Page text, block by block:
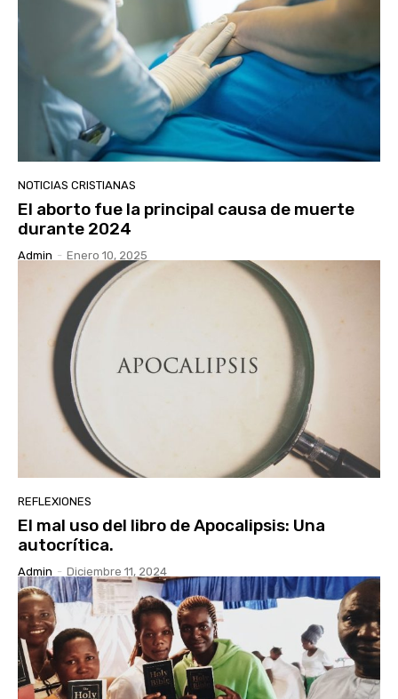
NOTICIAS CRISTIANAS
El aborto fue la principal causa de muerte
durante 2024
Admin - Enero 10, 2025
REFLEXIONES
El mal uso del libro de Apocalipsis: Una
autocrítica.
Admin - Diciembre 11, 2024